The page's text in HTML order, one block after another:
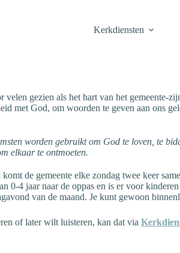
Kerkdiensten
gezien als het hart van het gemeente-
met God, om woorden te geven aan ons
worden gebruikt om God te loven, te
elkaar te ontmoeten.
de gemeente elke zondag twee keer
0-4 jaar naar de oppas en is er voor
van de maand. Je kunt gewoon
of later wilt luisteren, kan dat via